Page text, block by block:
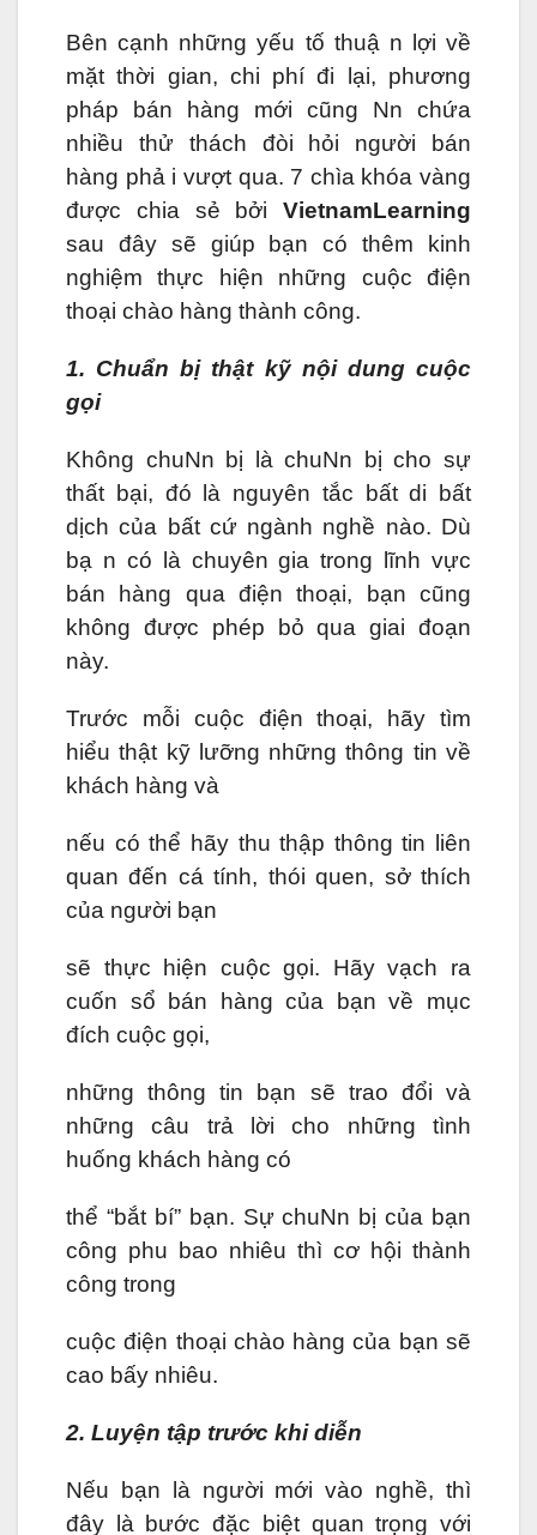
Bên cạnh những yếu tố thuậ n lợi về
mặt thời gian, chi phí đi lại, phương
pháp bán hàng mới cũng Nn chứa
nhiều thử thách đòi hỏi người bán
hàng phả i vượt qua. 7 chìa khóa vàng
được chia sẻ bởi VietnamLearning
sau đây sẽ giúp bạn có thêm kinh
nghiệm thực hiện những cuộc điện
thoại chào hàng thành công.
1. Chuẩn bị thật kỹ nội dung cuộc
gọi
Không chuNn bị là chuNn bị cho sự
thất bại, đó là nguyên tắc bất di bất
dịch của bất cứ ngành nghề nào. Dù
bạ n có là chuyên gia trong lĩnh vực
bán hàng qua điện thoại, bạn cũng
không được phép bỏ qua giai đoạn
này.
Trước mỗi cuộc điện thoại, hãy tìm
hiểu thật kỹ lưỡng những thông tin về
khách hàng và
nếu có thể hãy thu thập thông tin liên
quan đến cá tính, thói quen, sở thích
của người bạn
sẽ thực hiện cuộc gọi. Hãy vạch ra
cuốn sổ bán hàng của bạn về mục
đích cuộc gọi,
những thông tin bạn sẽ trao đổi và
những câu trả lời cho những tình
huống khách hàng có
thể “bắt bí” bạn. Sự chuNn bị của bạn
công phu bao nhiêu thì cơ hội thành
công trong
cuộc điện thoại chào hàng của bạn sẽ
cao bấy nhiêu.
2. Luyện tập trước khi diễn
Nếu bạn là người mới vào nghề, thì
đây là bước đặc biệt quan trọng với